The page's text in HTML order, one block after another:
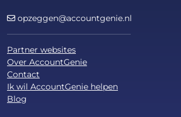
opzeggen@accountgenie.nl
Partner websites
Over AccountGenie
Contact
Ik wil AccountGenie helpen
Blog